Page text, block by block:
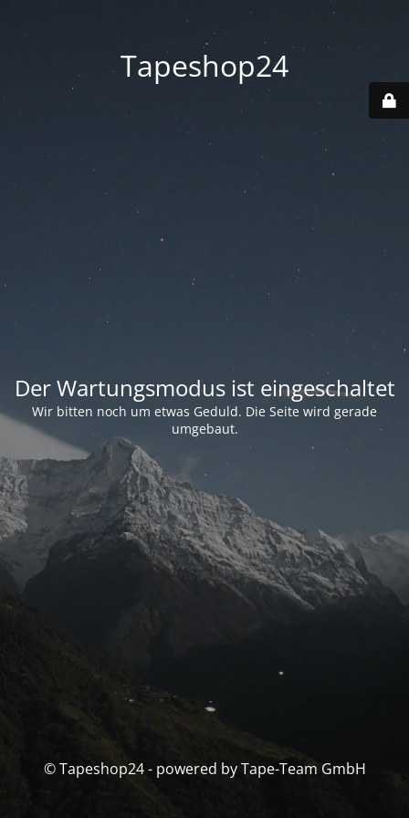
Tapeshop24
Der Wartungsmodus ist eingeschaltet
Wir bitten noch um etwas Geduld. Die Seite wird gerade
umgebaut.
© Tapeshop24 - powered by Tape-Team GmbH